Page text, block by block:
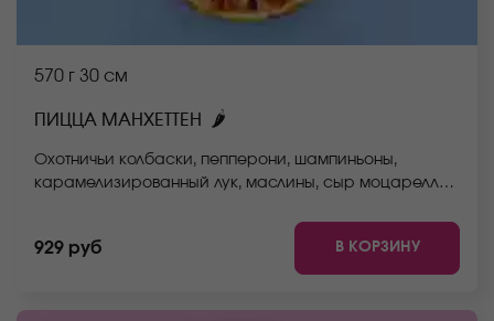
570 г 30 см
ПИЦЦА МАНХЕТТЕН 🌶
Охотничьи колбаски, пепперони, шампиньоны,
карамелизированный лук, маслины, сыр моцарелла,
может отличаться от фото на сайте.
929 руб В КОРЗИНУ